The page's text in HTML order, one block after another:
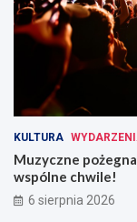
KULTURA
Muzyczne
wspólne chwile!
6 sierpnia 2026